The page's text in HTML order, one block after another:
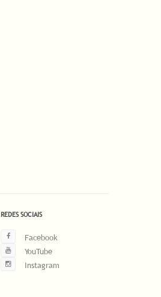
REDES SOCIAIS
Facebook
YouTube
Instagram